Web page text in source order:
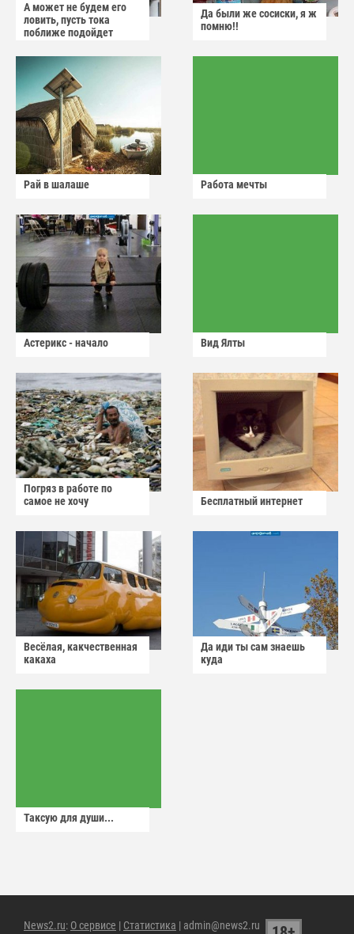
А может не будем его
ловить, пусть тока
поближе подойдет
Да были же сосиски, я ж
помню!!
Рай в шалаше Работа мечты
Астерикс - начало Вид Ялты
Погряз в работе по
самое не хочу
Бесплатный интернет
Весёлая, какчественная
какаха
Да иди ты сам знаешь
куда
Таксую для души...
News2.ru: О сервисе | Статистика | admin@news2.ru